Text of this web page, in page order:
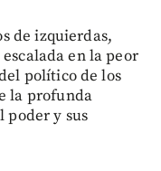
de izquierdas,
en la peor
político de los
la profunda
poder y sus